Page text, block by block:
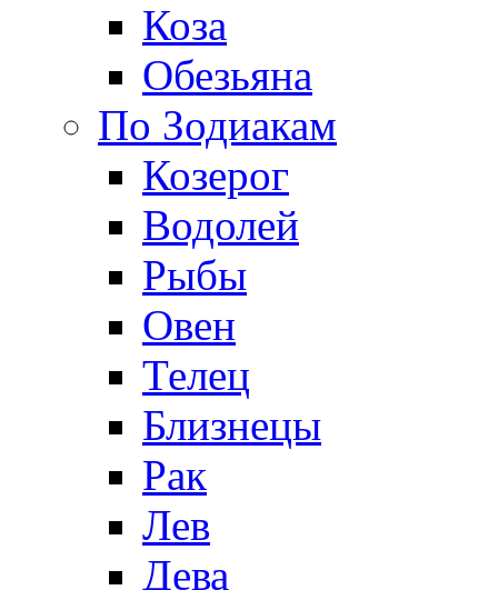
Коза
Обезьяна
По Зодиакам
Козерог
Водолей
Рыбы
Овен
Телец
Близнецы
Рак
Лев
Дева